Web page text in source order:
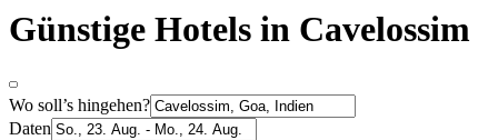
Günstige Hotels in Cavelossim
Wo soll’s hingehen?
Daten